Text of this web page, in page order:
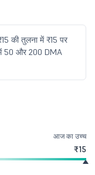
की तुलना में ₹15 पर
में 50 और 200 DMA
आज का उच्च
₹15